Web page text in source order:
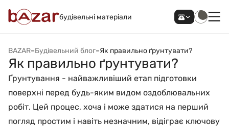
будівельні матеріали
BAZAR–Будівельний блог–Як правильно ґрунтувати?
Як правильно ґрунтувати?
Ґрунтування - найважливіший етап підготовки
поверхні перед будь-яким видом оздоблювальних
робіт. Цей процес, хоча і може здатися на перший
погляд простим і навіть незначним, відіграє ключову